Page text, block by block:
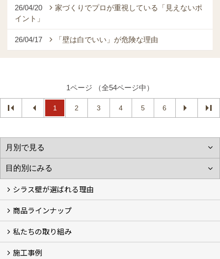
26/04/20
家づくりでプロが重視している「見えないポ
イント」
26/04/17 「壁は白でいい」が危険な理由
1ページ （全54ページ中）
1 2 3 4 5 6
シラス壁が選ばれる理由
シラスストーリー
こだわり
シラス壁の驚くべき性能
商品ラインナップ
一覧
内装仕上げ材
外装仕上げ材
舗装材
水性無機高分子系ハイブリッド型塗料
エコリフォーム
消臭壁紙
Q&A
資料PDF
私たちの取り組み
SDGs、GHGへの取り組み (2)
マグマシラス米
特別対談 (2)
高千穂シラス解説ムービー
研究プロジェクト (4)
プロジェクト (3)
施工事例